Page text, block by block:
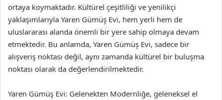
ortaya koymaktadır. Kültürel çeşitliliği ve yenilikçi
yaklaşımlarıyla Yaren Gümüş Evi, hem yerli hem de
uluslararası alanda önemli bir yere sahip olmaya devam
etmektedir. Bu anlamda, Yaren Gümüş Evi, sadece bir
alışveriş noktası değil, aynı zamanda kültürel bir buluşma
noktası olarak da değerlendirilmektedir.
Yaren Gümüş Evi: Gelenekten Modernliğe, geleneksel el